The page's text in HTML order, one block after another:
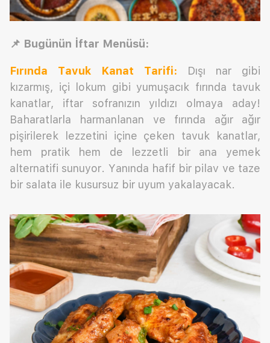
📌 Bugünün İftar Menüsü:
Fırında Tavuk Kanat Tarifi: Dışı nar gibi
kızarmış, içi lokum gibi yumuşacık fırında tavuk
kanatlar, iftar sofranızın yıldızı olmaya aday!
Baharatlarla harmanlanan ve fırında ağır ağır
pişirilerek lezzetini içine çeken tavuk kanatlar,
hem pratik hem de lezzetli bir ana yemek
alternatifi sunuyor. Yanında hafif bir pilav ve taze
bir salata ile kusursuz bir uyum yakalayacak.